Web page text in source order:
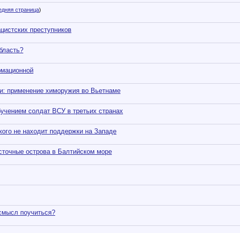
страница)
преступников
применение химоружия во Вьетнаме
солдат ВСУ в третьих странах
не находит поддержки на Западе
острова в Балтийском море
поучиться?